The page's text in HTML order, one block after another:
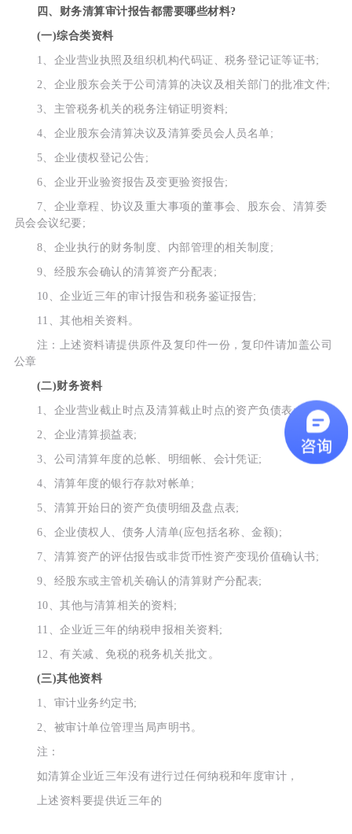
四、财务清算审计报告都需要哪些材料?
(一)综合类资料
1、企业营业执照及组织机构代码证、税务登记证等证书;
2、企业股东会关于公司清算的决议及相关部门的批准文件;
3、主管税务机关的税务注销证明资料;
4、企业股东会清算决议及清算委员会人员名单;
5、企业债权登记公告;
6、企业开业验资报告及变更验资报告;
7、企业章程、协议及重大事项的董事会、股东会、清算委
员会会议纪要;
8、企业执行的财务制度、内部管理的相关制度;
9、经股东会确认的清算资产分配表;
10、企业近三年的审计报告和税务鉴证报告;
11、其他相关资料。
注：上述资料请提供原件及复印件一份，复印件请加盖公司
公章
(二)财务资料
1、企业营业截止时点及清算截止时点的资产负债表;
2、企业清算损益表;
3、公司清算年度的总帐、明细帐、会计凭证;
4、清算年度的银行存款对帐单;
5、清算开始日的资产负债明细及盘点表;
6、企业债权人、债务人清单(应包括名称、金额);
7、清算资产的评估报告或非货币性资产变现价值确认书;
9、经股东或主管机关确认的清算财产分配表;
10、其他与清算相关的资料;
11、企业近三年的纳税申报相关资料;
12、有关减、免税的税务机关批文。
(三)其他资料
1、审计业务约定书;
2、被审计单位管理当局声明书。
注：
如清算企业近三年没有进行过任何纳税和年度审计，
上述资料要提供近三年的